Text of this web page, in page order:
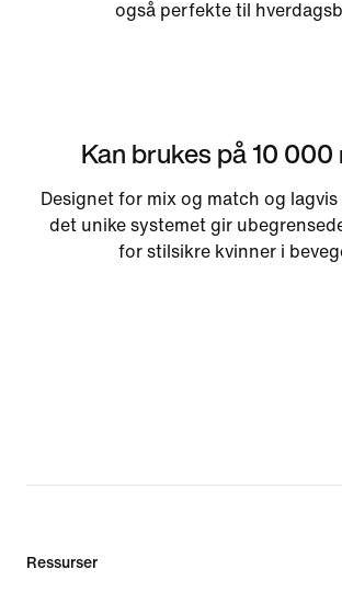
også perfekte til
Kan brukes på 10
Designet for mix og match og
det unike systemet gir
for stilsikre kvinner i
Ressurser